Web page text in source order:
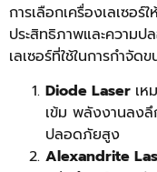
การเลือกเครื่องเลเซอ
ประสิทธิภาพและความ
เลเซอร์ที่ใช้ในการกำจั
Diode Laser เห
เข้ม พลังงานลงลึ
ปลอดภัยสูง
Alexandrite